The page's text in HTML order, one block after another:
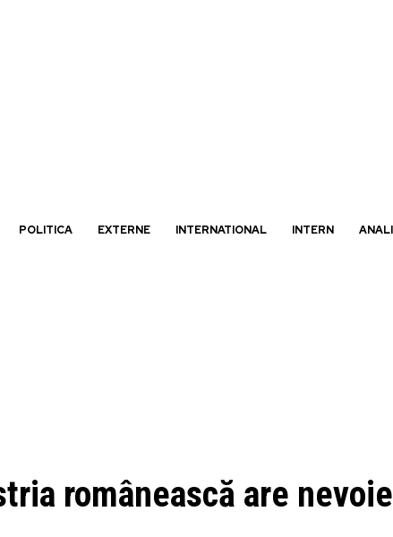
POLITICA EXTERNE INTERNATIONAL INTERN
românească are